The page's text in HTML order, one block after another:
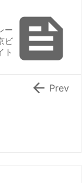

ー
ビ
ト
 Prev